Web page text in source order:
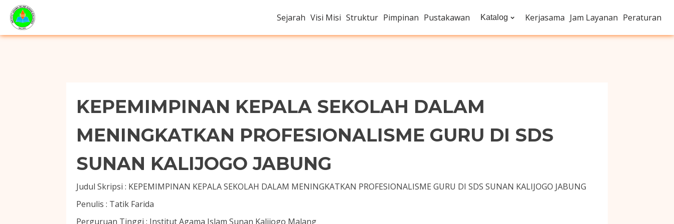
Sejarah Visi Misi Struktur Pimpinan Pustakawan Katalog Kerjasama Jam Layanan Peraturan
KEPEMIMPINAN KEPALA SEKOLAH DALAM
MENINGKATKAN PROFESIONALISME GURU DI SDS
SUNAN KALIJOGO JABUNG
Judul Skripsi : KEPEMIMPINAN KEPALA SEKOLAH DALAM MENINGKATKAN PROFESIONALISME GURU DI SDS SUNAN KALIJOGO JABUNG
Penulis : Tatik Farida
Perguruan Tinggi : Institut Agama Islam Sunan Kalijogo Malang